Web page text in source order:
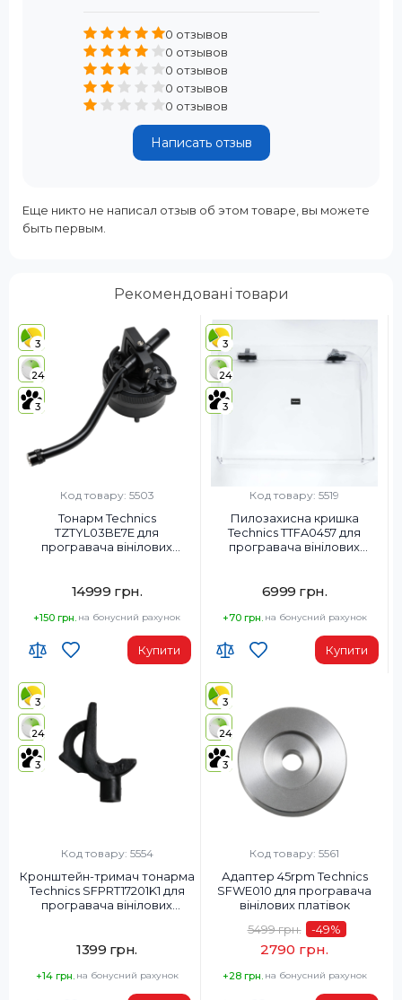
0 отзывов
0 отзывов
0 отзывов
0 отзывов
0 отзывов
Написать отзыв
Еще никто не написал отзыв об этом товаре, вы можете
быть первым.
Рекомендовані товари
3
24
3
Код товару: 5503
Тонарм Technics
TZTYL03BE7E для
програвача вінілових
14999 грн.
+150 грн. на бонусний рахунок
Купити
3
24
3
Код товару: 5519
Пилозахисна кришка
Technics TTFA0457 для
програвача вінілових
6999 грн.
+70 грн. на бонусний рахунок
Купити
3
24
3
Код товару: 5554
Кронштейн-тримач тонарма
Technics SFPRT17201K1 для
програвача вінілових
1399 грн.
+14 грн. на бонусний рахунок
3
24
3
Код товару: 5561
Адаптер 45rpm Technics
SFWE010 для програвача
вінілових платівок
2790 грн.
5499 грн. -49%
+28 грн. на бонусний рахунок